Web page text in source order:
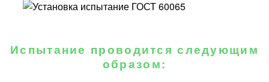
Испытание проводится следующим
образом: